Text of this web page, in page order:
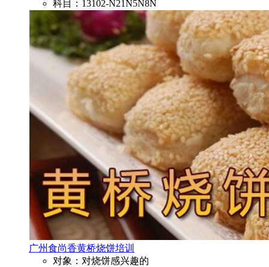
科目：13102-N21N5N8N
广州食尚香黄桥烧饼培训
对象：对烧饼感兴趣的